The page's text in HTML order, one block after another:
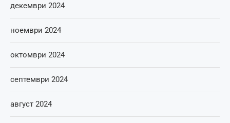
декември 2024
ноември 2024
октомври 2024
септември 2024
август 2024